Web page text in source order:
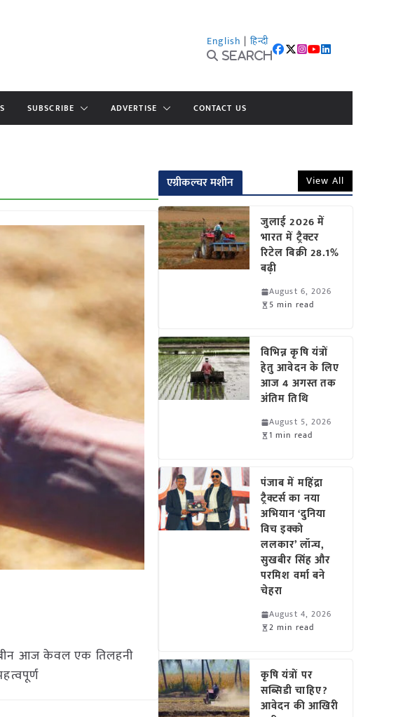
English | हिन्दी
Search
SUBSCRIBE ADVERTISE CONTACT US
आज केवल एक तिलहनी
एग्रीकल्चर मशीन View All
जुलाई 2026 में
भारत में ट्रैक्टर
रिटेल बिक्री 28.1%
बढ़ी
August 6, 2026
5 min read
विभिन्न कृषि यंत्रों
हेतु आवेदन के लिए
आज 4 अगस्त तक
अंतिम तिथि
August 5, 2026
1 min read
पंजाब में महिंद्रा
ट्रैक्टर्स का नया
अभियान ‘दुनिया
विच इक्को
ललकार’ लॉन्च,
सुखबीर सिंह और
परमिश वर्मा बने
चेहरा
August 4, 2026
2 min read
कृषि यंत्रों पर
सब्सिडी चाहिए?
आवेदन की आखिरी